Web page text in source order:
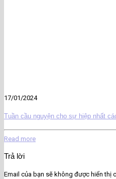
17/01/2024
Tuần cầu nguyện cho sự hiệp nhất
Read more
Trả lời
Email của bạn sẽ không được hiển thị